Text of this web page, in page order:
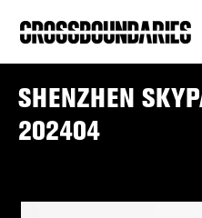
SHENZHEN
202404